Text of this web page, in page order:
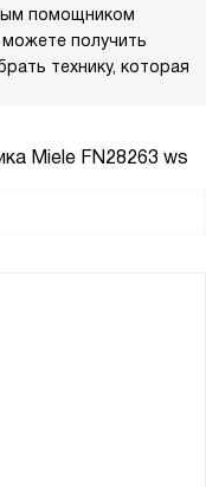
помощником
получить
технику, которая
Miele FN28263 ws